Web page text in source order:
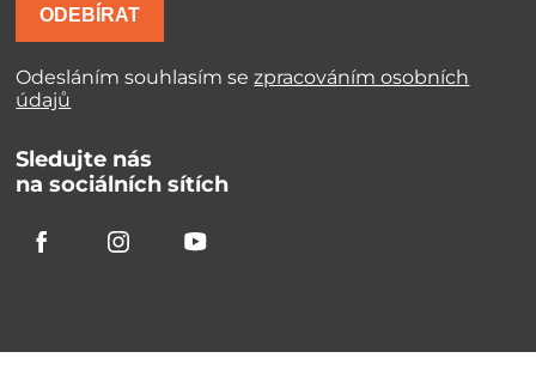
ODEBÍRAT
Odesláním souhlasím sezpracováním osobních
údajů
Sledujte nás
na sociálních sítích